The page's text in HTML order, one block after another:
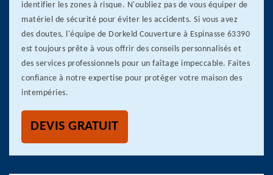
identifier les zones à risque. N'oubliez pas de vous équiper de
matériel de sécurité pour éviter les accidents. Si vous avez
des doutes, l'équipe de Dorkeld Couverture à Espinasse 63390
est toujours prête à vous offrir des conseils personnalisés et
des services professionnels pour un faîtage impeccable. Faites
confiance à notre expertise pour protéger votre maison des
intempéries.
DEVIS GRATUIT